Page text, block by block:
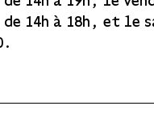
de 14h à 18h, et le